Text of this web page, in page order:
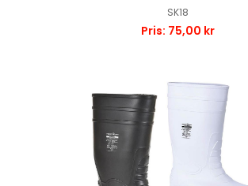
SK18
Pris: 75,00 kr